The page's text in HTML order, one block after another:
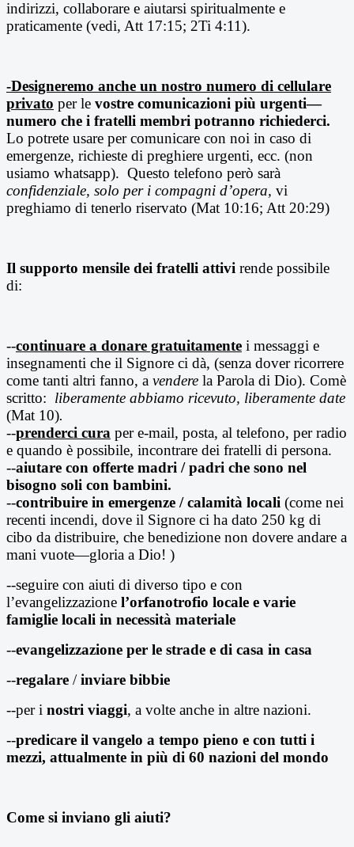
indirizzi, collaborare e aiutarsi spiritualmente e
praticamente (vedi, Att 17:15; 2Ti 4:11).
-Designeremo anche un nostro numero di cellulare
privato per le vostre comunicazioni più urgenti—
numero che i fratelli membri potranno richiederci.
Lo potrete usare per comunicare con noi in caso di
emergenze, richieste di preghiere urgenti, ecc. (non
usiamo whatsapp). Questo telefono però sarà
confidenziale, solo per i compagni d’opera, vi
preghiamo di tenerlo riservato (Mat 10:16; Att 20:29)
Il supporto mensile dei fratelli attivi rende possibile
di:
--continuare a donare gratuitamente i messaggi e
insegnamenti che il Signore ci dà, (senza dover ricorrere
come tanti altri fanno, a vendere la Parola di Dio). Comè
scritto: liberamente abbiamo ricevuto, liberamente date
(Mat 10).
--prenderci cura per e-mail, posta, al telefono, per radio
e quando è possibile, incontrare dei fratelli di persona.
--aiutare con offerte madri / padri che sono nel
bisogno soli con bambini.
--contribuire in emergenze / calamità locali (come nei
recenti incendi, dove il Signore ci ha dato 250 kg di
cibo da distribuire, che benedizione non dovere andare a
mani vuote—gloria a Dio! )
--seguire con aiuti di diverso tipo e con
l’evangelizzazione l’orfanotrofio locale e varie
famiglie locali in necessità materiale
--evangelizzazione per le strade e di casa in casa
--regalare /inviare bibbie
--per i nostri viaggi, a volte anche in altre nazioni.
--predicare il vangelo a tempo pieno e con tutti i
mezzi, attualmente in più di 60 nazioni del mondo
Come si inviano gli aiuti?